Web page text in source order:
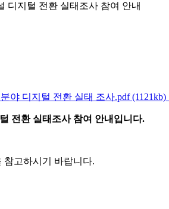
디지털 전환 실태조사 참여 안내
야 디지털 전환 실태 조사.pdf (1121kb)
전환 실태조사 참여 안내입니다.
참고하시기 바랍니다.